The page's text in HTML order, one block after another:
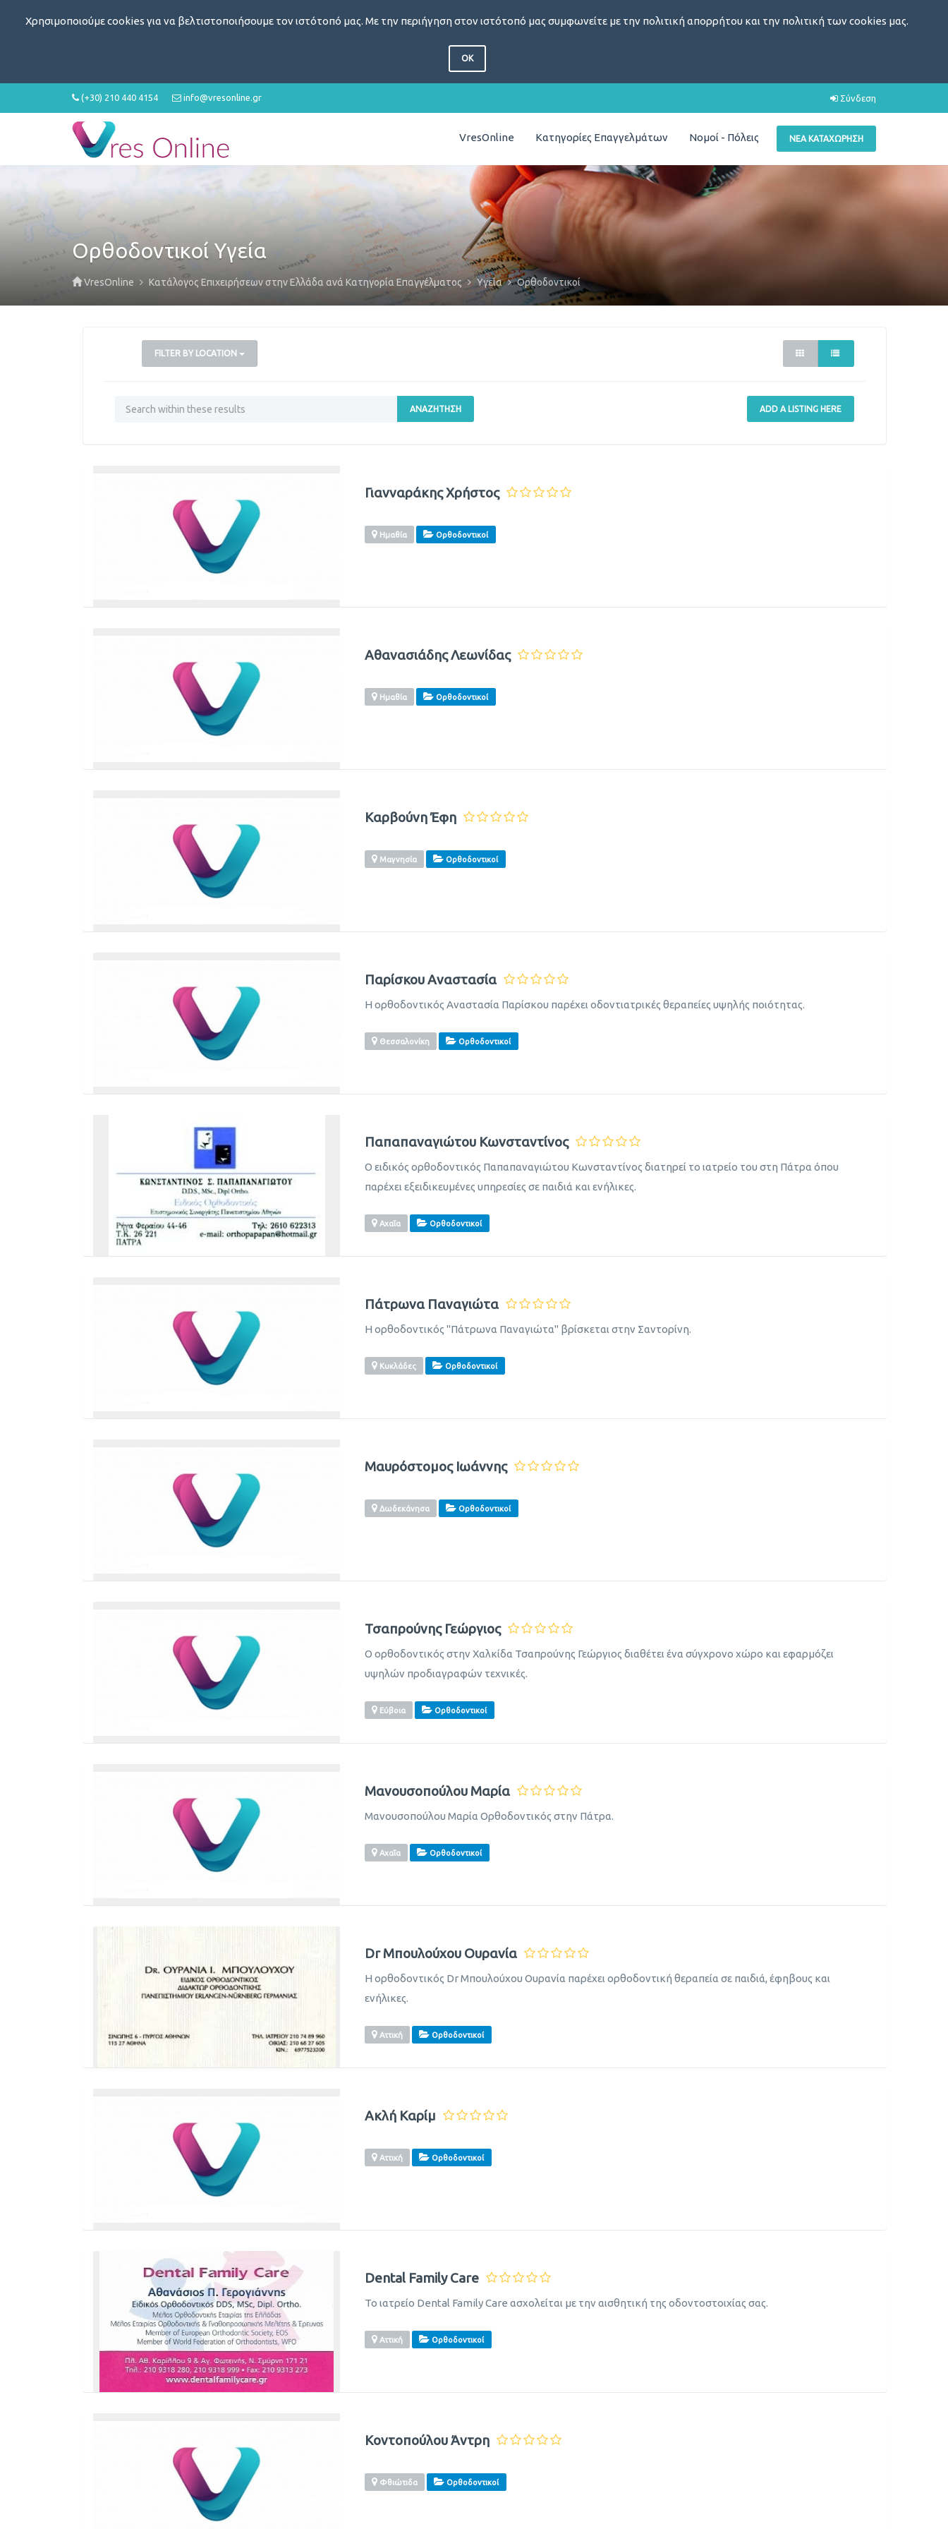
Χρησιμοποιούμε cookies για να βελτιστοποιήσουμε τον ιστότοπό μας. Με την περιήγηση στον ιστότοπό μας συμφωνείτε με την πολιτική απορρήτου και την πολιτική των cookies μας.
OK
Σύνδεση
(+30) 210 440 4154 info@vresonline.gr
ΝΈΑ ΚΑΤΑΧΏΡΗΣΗ
VresOnline Κατηγορίες Επαγγελμάτων Νομοί - Πόλεις
Ορθοδοντικοί Υγεία
VresOnline Κατάλογος Επιχειρήσεων στην Ελλάδα ανά Κατηγορία Επαγγέλματος Υγεία Ορθοδοντικοί
FILTER BY LOCATION
ΑΝΑΖΉΤΗΣΗ ADD A LISTING HERE
Γιανναράκης Χρήστος
Ημαθία Ορθοδοντικοί
Αθανασιάδης Λεωνίδας
Ημαθία Ορθοδοντικοί
Καρβούνη Έφη
Μαγνησία Ορθοδοντικοί
Παρίσκου Αναστασία
Η ορθοδοντικός Αναστασία Παρίσκου παρέχει οδοντιατρικές θεραπείες υψηλής ποιότητας.
Θεσσαλονίκη Ορθοδοντικοί
Παπαπαναγιώτου Κωνσταντίνος
Ο ειδικός ορθοδοντικός Παπαπαναγιώτου Κωνσταντίνος διατηρεί το ιατρείο του στη Πάτρα όπου
παρέχει εξειδικευμένες υπηρεσίες σε παιδιά και ενήλικες.
Αχαΐα Ορθοδοντικοί
Πάτρωνα Παναγιώτα
Η ορθοδοντικός "Πάτρωνα Παναγιώτα" βρίσκεται στην Σαντορίνη.
Κυκλάδες Ορθοδοντικοί
Μαυρόστομος Ιωάννης
Δωδεκάνησα Ορθοδοντικοί
Τσαπρούνης Γεώργιος
Ο ορθοδοντικός στην Χαλκίδα Τσαπρούνης Γεώργιος διαθέτει ένα σύγχρονο χώρο και εφαρμόζει
υψηλών προδιαγραφών τεχνικές.
Εύβοια Ορθοδοντικοί
Μανουσοπούλου Μαρία
Μανουσοπούλου Μαρία Ορθοδοντικός στην Πάτρα.
Αχαΐα Ορθοδοντικοί
Dr Μπουλούχου Ουρανία
Η ορθοδοντικός Dr Μπουλούχου Ουρανία παρέχει ορθοδοντική θεραπεία σε παιδιά, έφηβους και
ενήλικες.
Αττική Ορθοδοντικοί
Ακλή Καρίμ
Αττική Ορθοδοντικοί
Dental Family Care
Το ιατρείο Dental Family Care ασχολείται με την αισθητική της οδοντοστοιχίας σας.
Αττική Ορθοδοντικοί
Κοντοπούλου Άντρη
Φθιώτιδα Ορθοδοντικοί